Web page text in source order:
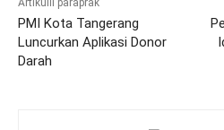
Artikulli paraprak
PMI Kota Tangerang
Luncurkan Aplikasi Donor
Darah